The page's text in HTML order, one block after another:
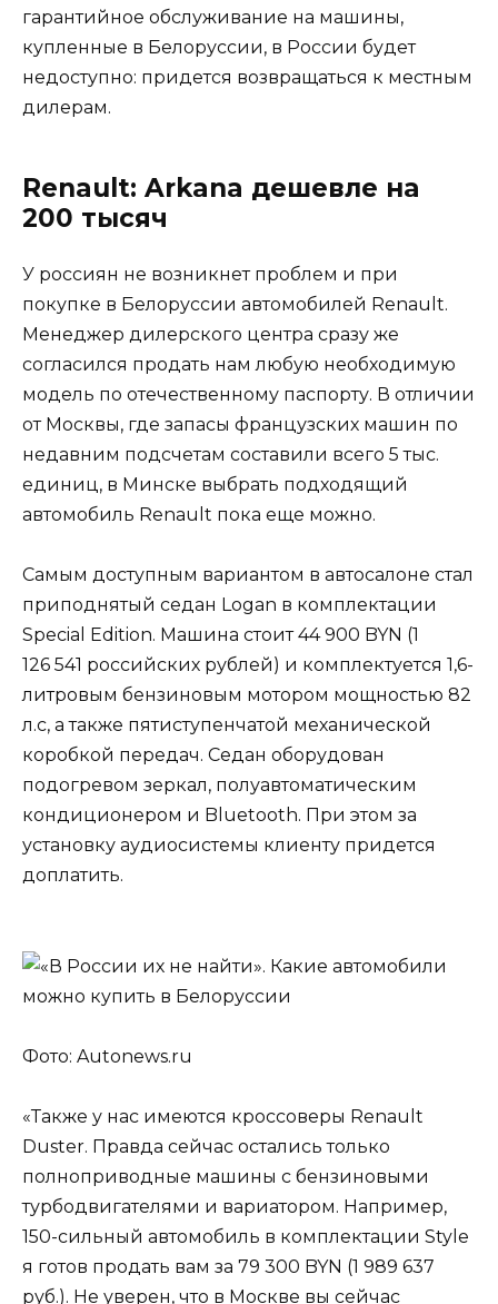
гарантийное обслуживание на машины,
купленные в Белоруссии, в России будет
недоступно: придется возвращаться к местным
дилерам.
Renault: Arkana дешевле на
200 тысяч
У россиян не возникнет проблем и при
покупке в Белоруссии автомобилей Renault.
Менеджер дилерского центра сразу же
согласился продать нам любую необходимую
модель по отечественному паспорту. В отличии
от Москвы, где запасы французских машин по
недавним подсчетам составили всего 5 тыс.
единиц, в Минске выбрать подходящий
автомобиль Renault пока еще можно.
Самым доступным вариантом в автосалоне стал
приподнятый седан Logan в комплектации
Special Edition. Машина стоит 44 900 BYN (1
126 541 российских рублей) и комплектуется 1,6-
литровым бензиновым мотором мощностью 82
л.с, а также пятиступенчатой механической
коробкой передач. Седан оборудован
подогревом зеркал, полуавтоматическим
кондиционером и Bluetooth. При этом за
установку аудиосистемы клиенту придется
доплатить.
Фото: Autonews.ru
«Также у нас имеются кроссоверы Renault
Duster. Правда сейчас остались только
полноприводные машины с бензиновыми
турбодвигателями и вариатором. Например,
150-сильный автомобиль в комплектации Style
я готов продать вам за 79 300 BYN (1 989 637
руб.). Не уверен, что в Москве вы сейчас